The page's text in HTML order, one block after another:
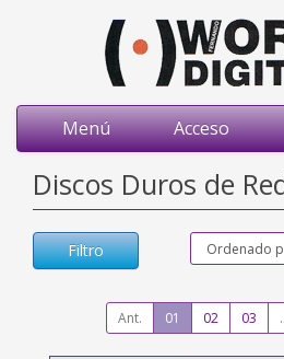
Menú Acceso
Discos Duros de
Filtro
Ant. 01 02 03